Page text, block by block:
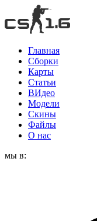
Главная
Сборки
Карты
Статьи
ВИдео
Модели
Скины
Файлы
О нас
мы в: